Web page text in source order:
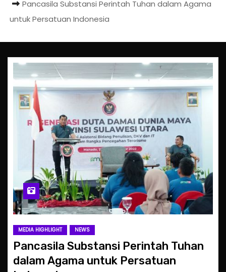
Pancasila Substansi Perintah Tuhan dalam Agama
untuk Persatuan Indonesia
MEDIA HIGHLIGHT NEWS
Pancasila Substansi Perintah Tuhan
dalam Agama untuk Persatuan